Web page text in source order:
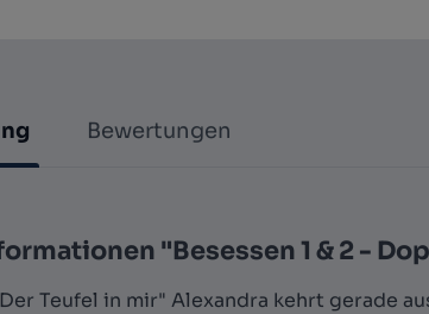
Bewertungen
"Besessen 1 & 2 -
Teufel in mir" Alexandra kehrt gerade